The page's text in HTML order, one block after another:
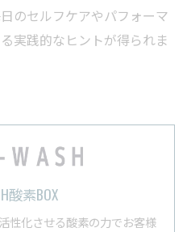
のセルフケアやパフォーマ
実践的なヒントが得られま
酸素BOX
性化させる酸素の力でお客様